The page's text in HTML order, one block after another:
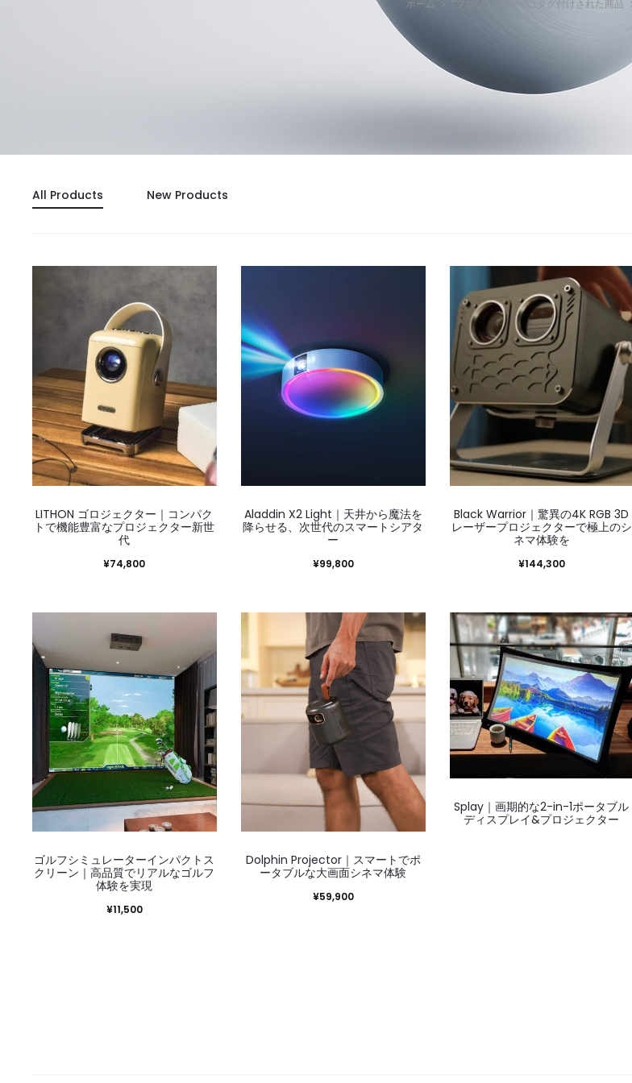
ホーム “プロジェクター”にタグ付けされた商品
All Products New Products
LITHON ゴロジェクター｜コンパク
トで機能豊富なプロジェクター新世
代
¥74,800
Aladdin X2 Light｜天井から魔法を
降らせる、次世代のスマートシアタ
ー
¥99,800
Black Warrior｜驚異の4K RGB 3D
レーザープロジェクターで極上のシ
ネマ体験を
¥144,300
ゴルフシミュレーターインパクトス
クリーン｜高品質でリアルなゴルフ
体験を実現
¥11,500
Dolphin Projector｜スマートでポ
ータブルな大画面シネマ体験
¥59,900
Splay｜画期的な2-in-1ポータブル
ディスプレイ&プロジェクター